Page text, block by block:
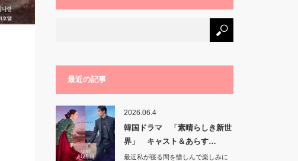
最近の記事
2026.06.4
韓国ドラマ 「素晴らしき新世
界」 キャスト＆あらす…
最近私が寝る間を惜しんで楽しみに